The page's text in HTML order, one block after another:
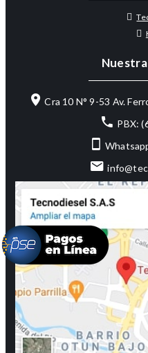
Cra 10 N° 9-53 Av.
PBX: